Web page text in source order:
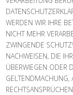
WERDEN WIR IHRE
NICHT MEHR
ZWINGENDE
NACHWEISEN, DIE
ÜBERWIEGEN ODER
GELTENDMACHUNG,